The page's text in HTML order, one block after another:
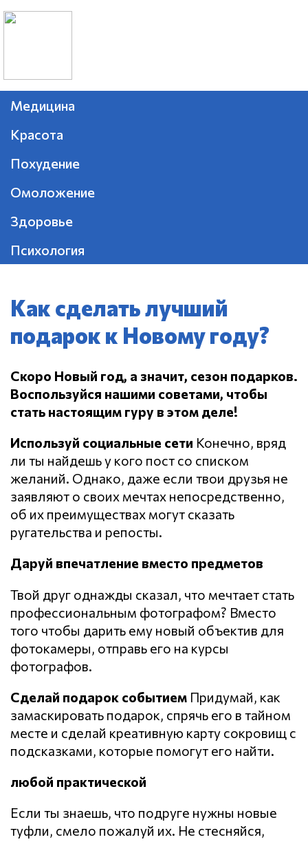
Медицина
Красота
Похудение
Омоложение
Здоровье
Психология
Как сделать лучший
подарок к Новому году?
Скоро Новый год, а значит, сезон подарков.
Воспользуйся нашими советами, чтобы
стать настоящим гуру в этом деле!
Используй социальные сети Конечно, вряд
ли ты найдешь у кого пост со списком
желаний. Однако, даже если твои друзья не
заявляют о своих мечтах непосредственно,
об их преимуществах могут сказать
ругательства и репосты.
Даруй впечатление вместо предметов
Твой друг однажды сказал, что мечтает стать
профессиональным фотографом? Вместо
того чтобы дарить ему новый объектив для
фотокамеры, отправь его на курсы
фотографов.
Сделай подарок событием Придумай, как
замаскировать подарок, спрячь его в тайном
месте и сделай креативную карту сокровищ с
подсказками, которые помогут его найти.
любой практической
Если ты знаешь, что подруге нужны новые
туфли, смело пожалуй их. Не стесняйся,